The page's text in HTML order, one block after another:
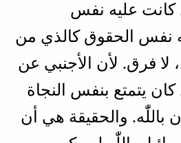
كانت عليه نفس
نفس الحقوق كالذي من
لا فرق. لأن الأجنبي عن
يتمتع بنفس النجاة
باللّٰه. والحقيقة هي أن